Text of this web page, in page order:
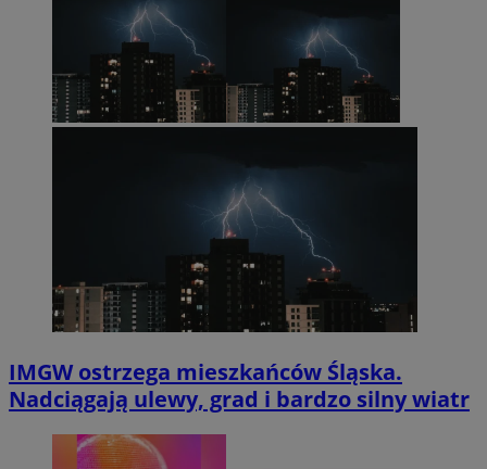
IMGW ostrzega mieszkańców Śląska.
Nadciągają ulewy, grad i bardzo silny wiatr